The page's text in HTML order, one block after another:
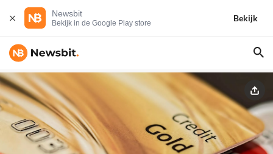
Newsbit
Bekijk in de Google Play store
Bekijk